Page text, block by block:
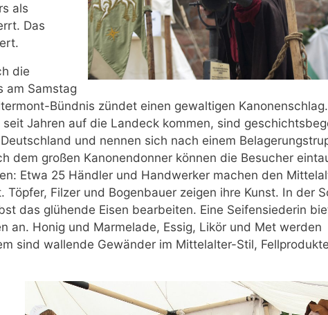
als
Das
die
am Samstag
Bündnis zündet einen gewaltigen
Jahren auf die Landeck kommen, sind
und nennen sich nach einem
dem großen Kanonendonner können die Besucher
Etwa 25 Händler und Handwerker machen den
Töpfer, Filzer und Bogenbauer zeigen ihre Kunst. In der
das glühende Eisen bearbeiten. Eine Seifensiederin
an. Honig und Marmelade, Essig, Likör und Met werden
sind wallende Gewänder im Mittelalter-Stil,